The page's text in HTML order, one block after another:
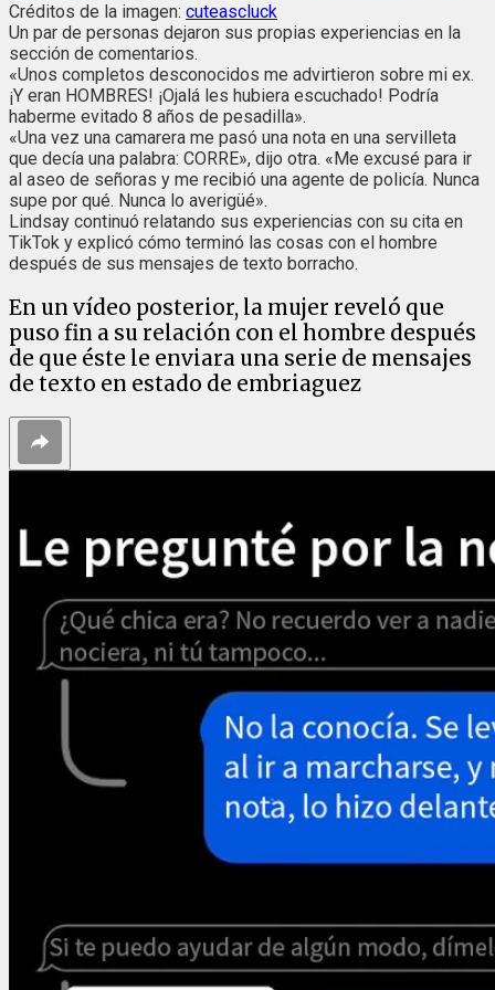
Créditos de la imagen: cuteascluck
Un par de personas dejaron sus propias experiencias en la
sección de comentarios.
«Unos completos desconocidos me advirtieron sobre mi ex.
¡Y eran HOMBRES! ¡Ojalá les hubiera escuchado! Podría
haberme evitado 8 años de pesadilla».
«Una vez una camarera me pasó una nota en una servilleta
que decía una palabra: CORRE», dijo otra. «Me excusé para ir
al aseo de señoras y me recibió una agente de policía. Nunca
supe por qué. Nunca lo averigüé».
Lindsay continuó relatando sus experiencias con su cita en
TikTok y explicó cómo terminó las cosas con el hombre
después de sus mensajes de texto borracho.
En un vídeo posterior, la mujer reveló que
puso fin a su relación con el hombre después
de que éste le enviara una serie de mensajes
de texto en estado de embriaguez